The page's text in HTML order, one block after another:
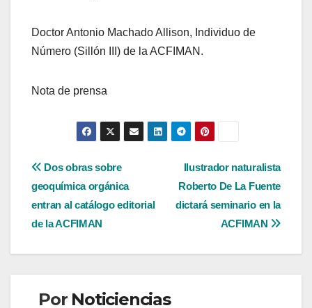
Doctor Antonio Machado Allison, Individuo de
Número (Sillón III) de la ACFIMAN.
Nota de prensa
Navegación
de
entradas
Ilustrador naturalista
Roberto De La Fuente
dictará seminario en la
ACFIMAN
Dos obras sobre
geoquímica orgánica
entran al catálogo editorial
de la ACFIMAN
Por Noticiencias